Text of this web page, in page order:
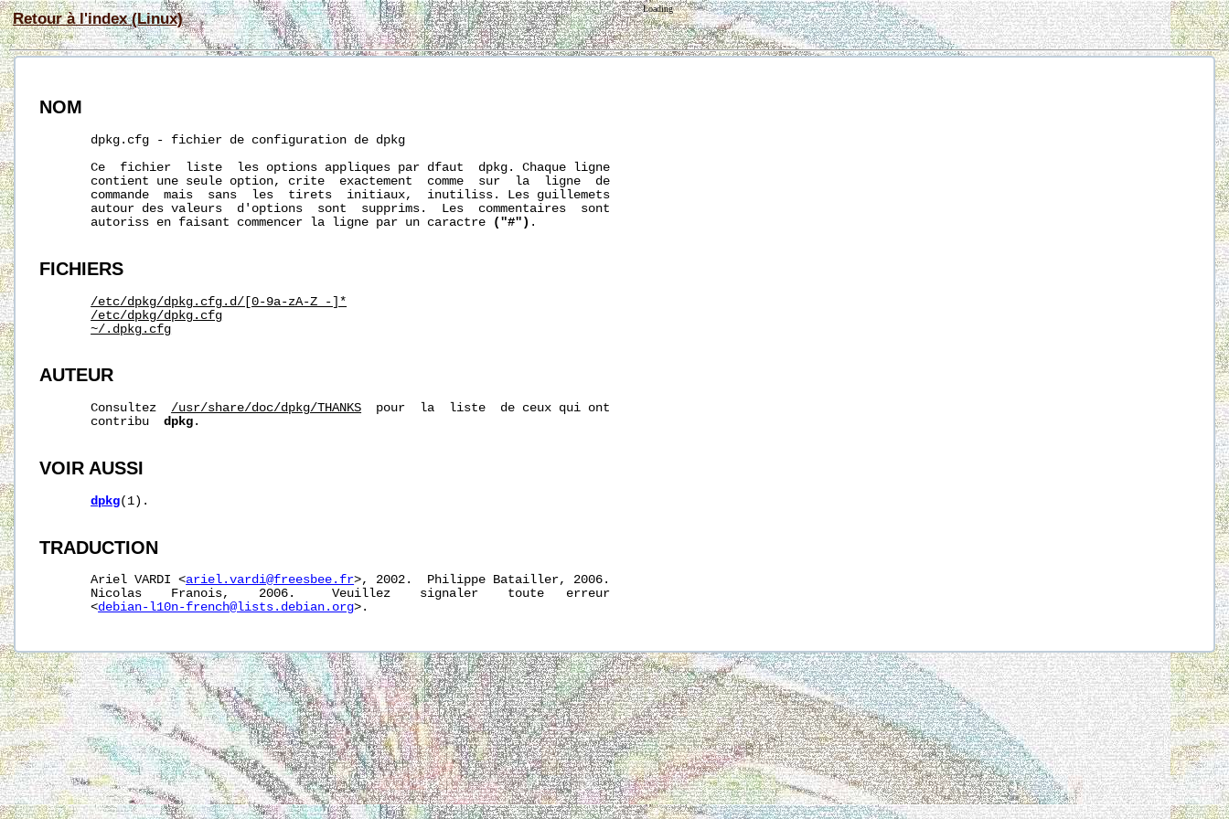
Retour à l'index (Linux)
Loading
NOM
       dpkg.cfg - fichier de configuration de dpkg
       Ce  fichier  liste  les options appliques par dfaut  dpkg. Chaque ligne
       contient une seule option, crite  exactement  comme  sur  la  ligne  de
       commande  mais  sans  les  tirets  initiaux,  inutiliss. Les guillemets
       autour des valeurs  d'options  sont  supprims.  Les  commentaires  sont
       autoriss en faisant commencer la ligne par un caractre
("#") .
FICHIERS
/etc/dpkg/dpkg.cfg.d/[0-9a-zA-Z_-]*
/etc/dpkg/dpkg.cfg
~/.dpkg.cfg
AUTEUR
       Consultez
/usr/share/doc/dpkg/THANKS
  pour  la  liste  de ceux qui ont
       contribu
dpkg .
VOIR AUSSI
dpkg(1).
TRADUCTION
       Ariel VARDI <
ariel.vardi@freesbee.fr>, 2002.  Philippe Batailler, 2006.
       Nicolas    Franois,    2006.     Veuillez    signaler    toute   erreur
       <
debian-l10n-french@lists.debian.org